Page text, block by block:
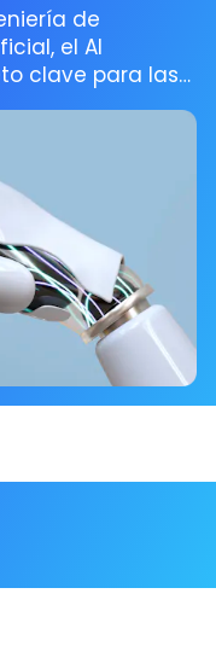
de
el AI
clave para las
IA en
a gran